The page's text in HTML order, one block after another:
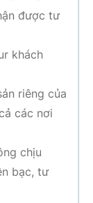
được tư
khách
riêng của
các nơi
chịu
bạc, tư